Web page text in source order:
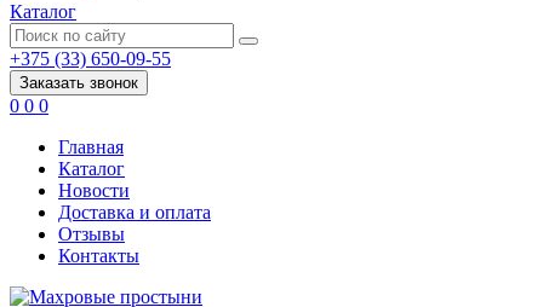
Каталог
+375 (33) 650-09-55
Заказать звонок
0 0 0
Главная
Каталог
Новости
Доставка и оплата
Отзывы
Контакты